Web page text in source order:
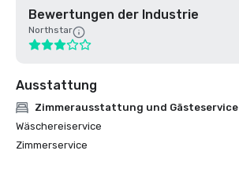
Bewertungen der Industrie
Northstar
Ausstattung
Zimmerausstattung und Gästeservice
Wäschereiservice
Zimmerservice